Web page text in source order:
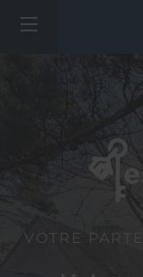
VOTRE